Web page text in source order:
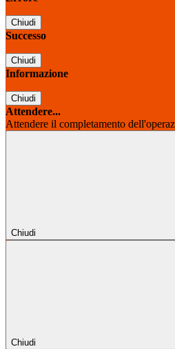
Chiudi
Successo
Chiudi
Informazione
Chiudi
Attendere...
Attendere il completamento
Chiudi
Chiudi